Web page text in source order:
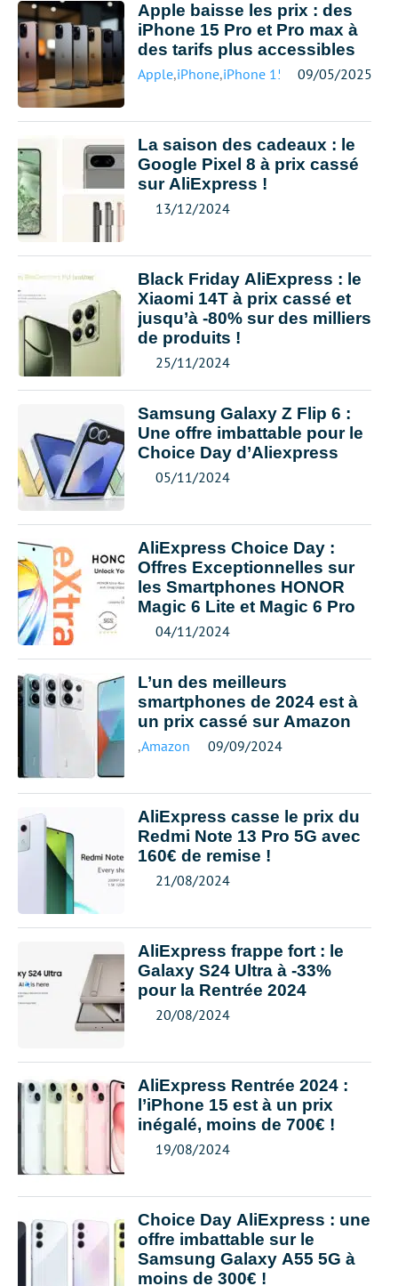
Apple baisse les prix : des
iPhone 15 Pro et Pro max à
des tarifs plus accessibles
Apple,iPhone,iPhone 15 09/05/2025
La saison des cadeaux : le
Google Pixel 8 à prix cassé
sur AliExpress !
13/12/2024
Black Friday AliExpress : le
Xiaomi 14T à prix cassé et
jusqu’à -80% sur des milliers
de produits !
25/11/2024
Samsung Galaxy Z Flip 6 :
Une offre imbattable pour le
Choice Day d’Aliexpress
05/11/2024
AliExpress Choice Day :
Offres Exceptionnelles sur
les Smartphones HONOR
Magic 6 Lite et Magic 6 Pro
04/11/2024
L’un des meilleurs
smartphones de 2024 est à
un prix cassé sur Amazon
,Amazon 09/09/2024
AliExpress casse le prix du
Redmi Note 13 Pro 5G avec
160€ de remise !
21/08/2024
AliExpress frappe fort : le
Galaxy S24 Ultra à -33%
pour la Rentrée 2024
20/08/2024
AliExpress Rentrée 2024 :
l’iPhone 15 est à un prix
inégalé, moins de 700€ !
19/08/2024
Choice Day AliExpress : une
offre imbattable sur le
Samsung Galaxy A55 5G à
moins de 300€ !